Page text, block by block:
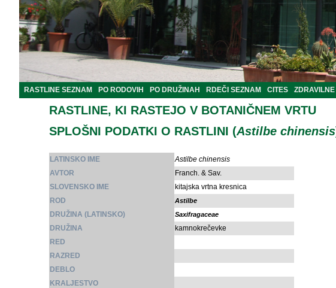
RASTLINE SEZNAM PO RODOVIH PO DRUŽINAH RDEČI SEZNAM CITES
RASTLINE, KI RASTEJO V BOTANIČNEM VRTU
SPLOŠNI PODATKI O RASTLINI (Astilbe chinensis
LATINSKO IME
Astilbe chinensis
AVTOR
Franch. & Sav.
SLOVENSKO IME
kitajska vrtna kresnica
ROD
Astilbe
DRUŽINA (LATINSKO) Saxifragaceae
DRUŽINA
kamnokrečevke
RED
RAZRED
DEBLO
KRALJESTVO